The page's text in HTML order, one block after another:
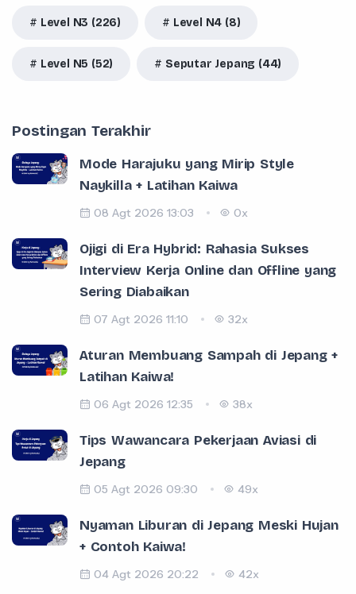
Level N3 (226) Level N4 (8)
Level N5 (52) Seputar Jepang (44)
Postingan Terakhir
Mode Harajuku yang Mirip Style
Naykilla + Latihan Kaiwa
08 Agt 2026 13:03 0x
Ojigi di Era Hybrid: Rahasia Sukses
Interview Kerja Online dan Offline yang
Sering Diabaikan
07 Agt 2026 11:10 32x
Aturan Membuang Sampah di Jepang +
Latihan Kaiwa!
06 Agt 2026 12:35 38x
Tips Wawancara Pekerjaan Aviasi di
Jepang
05 Agt 2026 09:30 49x
Nyaman Liburan di Jepang Meski Hujan
+ Contoh Kaiwa!
04 Agt 2026 20:22 42x